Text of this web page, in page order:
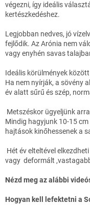
végezni, így ideális
kertészkedéshez.
Legjobban nedves, jó
fejlődik. Az Arónia nem
vagy enyhén savas
Ideális körülmények
Ha nem nyírják, a sövény
év alatt sűrű és szép,
Metszéskor ügyeljünk
Mindig hagyjunk 10-15
hajtások kinőhessenek a
Hét év elteltével
vagy deformált
Nézd meg az alábbi
Hogyan kell lefektetni a